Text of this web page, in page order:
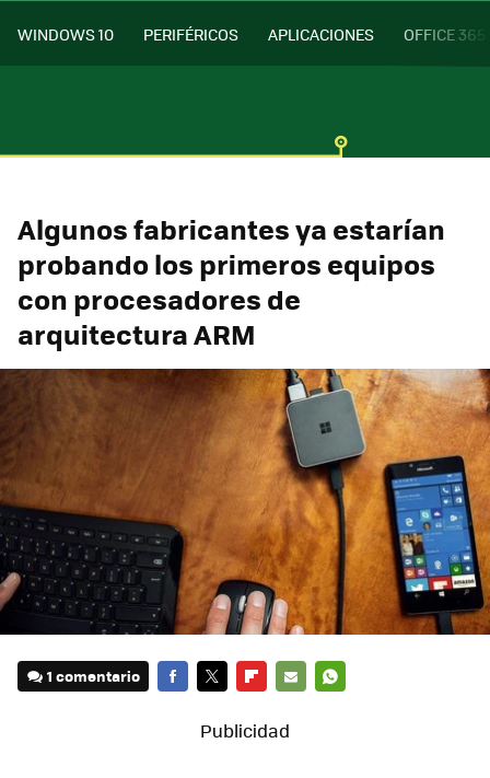
WINDOWS 10 PERIFÉRICOS APLICACIONES OFFICE 365
Algunos fabricantes ya estarían
probando los primeros equipos
con procesadores de
arquitectura ARM
1 comentario
MAIL